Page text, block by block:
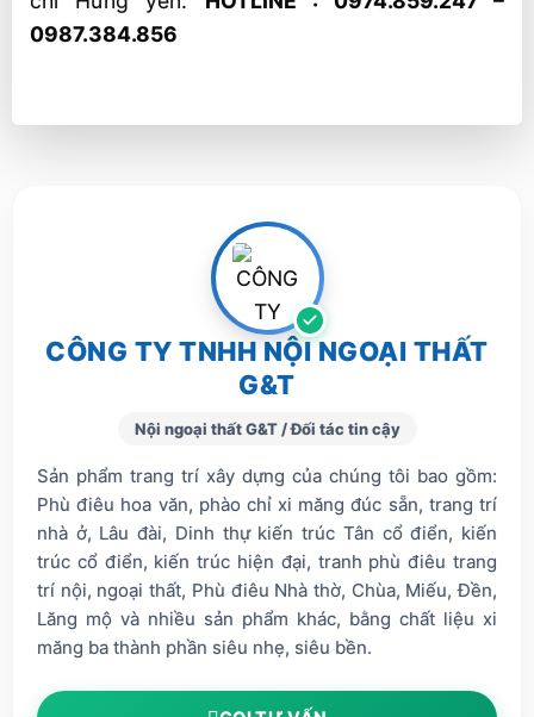
0987.384.856
CÔNG TY TNHH NỘI NGOẠI THẤT
G&T
Nội ngoại thất G&T / Đối tác tin cậy
Sản phẩm trang trí xây dựng của chúng tôi bao gồm:
Phù điêu hoa văn, phào chỉ xi măng đúc sẵn, trang trí
nhà ở, Lâu đài, Dinh thự kiến trúc Tân cổ điển, kiến
trúc cổ điển, kiến trúc hiện đại, tranh phù điêu trang
trí nội, ngoại thất, Phù điêu Nhà thờ, Chùa, Miếu, Đền,
Lăng mộ và nhiều sản phẩm khác, bằng chất liệu xi
măng ba thành phần siêu nhẹ, siêu bền.